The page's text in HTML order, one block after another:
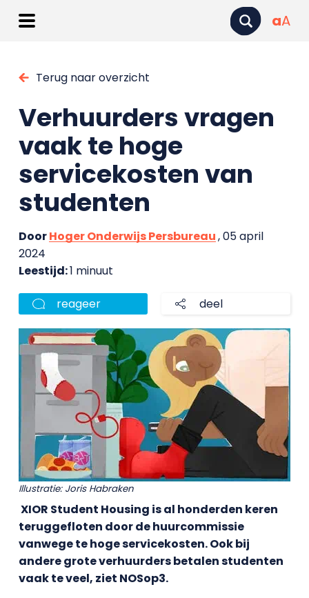
aA
Terug naar overzicht
Verhuurders vragen
vaak te hoge
servicekosten van
studenten
DoorHoger Onderwijs Persbureau, 05 april
2024
Leestijd:1 minuut
reageer deel
Illustratie: Joris Habraken
XIOR Student Housing is al honderden keren
teruggefloten door de huurcommissie
vanwege te hoge servicekosten. Ook bij
andere grote verhuurders betalen studenten
vaak te veel, ziet NOSop3.